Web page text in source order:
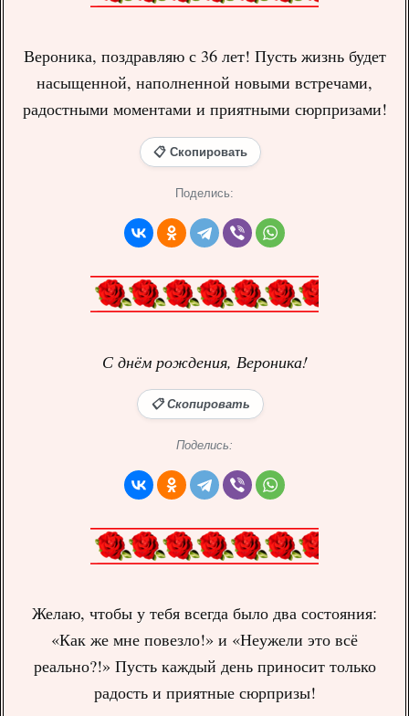
Вероника, поздравляю с 36 лет! Пусть жизнь будет
насыщенной, наполненной новыми встречами,
радостными моментами и приятными сюрпризами!
📋 Скопировать
Поделись:
С днём рождения, Вероника!
📋 Скопировать
Поделись:
Желаю, чтобы у тебя всегда было два состояния:
«Как же мне повезло!» и «Неужели это всё
реально?!» Пусть каждый день приносит только
радость и приятные сюрпризы!